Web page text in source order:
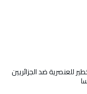
للعنصرية ضد الجزائريين